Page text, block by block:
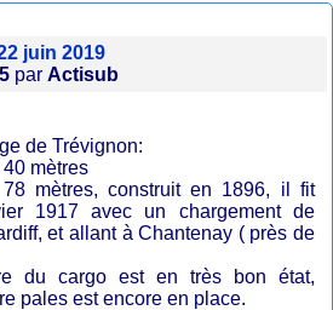
juin 2019
parActisub
de Trévignon:
mètres
mètres, construit en 1896, il fit
1917 avec un chargement de
et allant à Chantenay ( près de
du cargo est en très bon état,
pales est encore en place.